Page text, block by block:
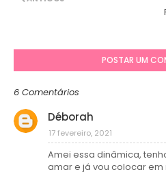
POSTAR UM
6 Comentários
Déborah
17 fevereiro, 2021
Amei essa dinâmica,
amar e já vou colocar